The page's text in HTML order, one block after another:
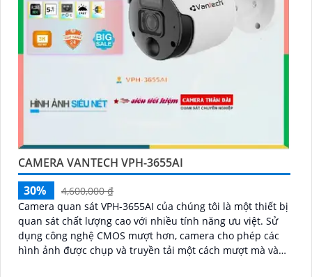
CAMERA VANTECH VPH-3655AI
30%
4,600,000 ₫
Camera quan sát VPH-3655AI của chúng tôi là một thiết bị
quan sát chất lượng cao với nhiều tính năng ưu việt. Sử
dụng công nghệ CMOS mượt hơn, camera cho phép các
hình ảnh được chụp và truyền tải một cách mượt mà và